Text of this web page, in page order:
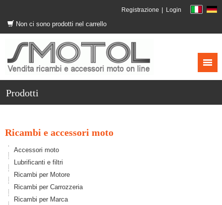
Registrazione Login
Non ci sono prodotti nel carrello
Prodotti
Ricambi e accessori moto
Accessori moto
Lubrificanti e filtri
Ricambi per Motore
Ricambi per Carrozzeria
Ricambi per Marca